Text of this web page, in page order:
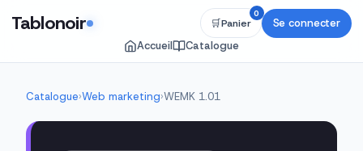
Tablonoir
Accueil Catalogue
🛒Panier
0
Se connecter
Catalogue›Web marketing›WEMK 1.01